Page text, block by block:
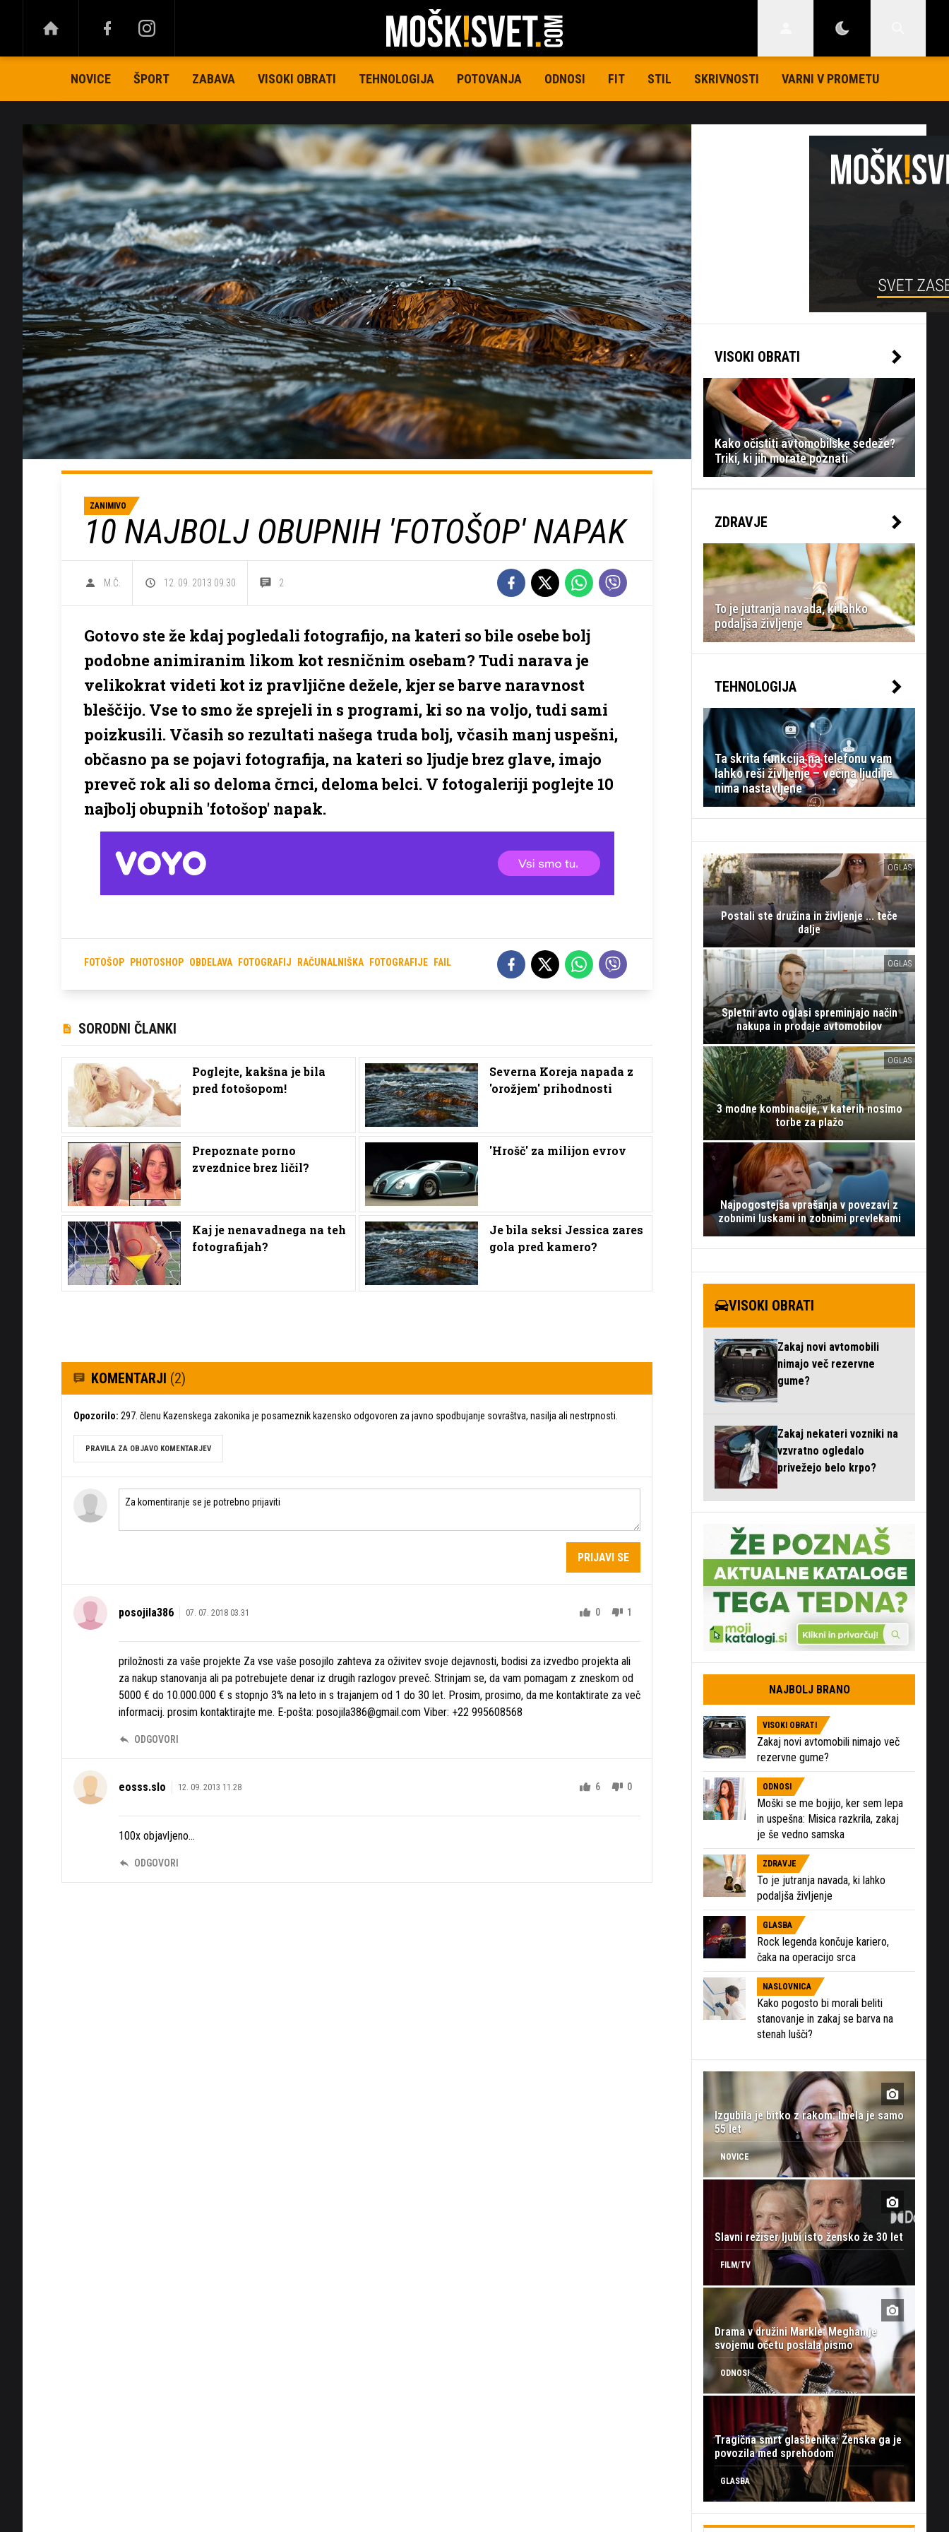
NOVICE ŠPORT ZABAVA VISOKI OBRATI TEHNOLOGIJA POTOVANJA ODNOSI FIT STIL SKRIVNOSTI VARNI V PROMETU
ZANIMIVO
10 NAJBOLJ OBUPNIH 'FOTOŠOP' NAPAK
M.Č. 12. 09. 2013 09.30 2
Gotovo ste že kdaj pogledali fotografijo, na kateri so bile osebe bolj
podobne animiranim likom kot resničnim osebam? Tudi narava je
velikokrat videti kot iz pravljične dežele, kjer se barve naravnost
bleščijo. Vse to smo že sprejeli in s programi, ki so na voljo, tudi sami
poizkusili. Včasih so rezultati našega truda bolj, včasih manj uspešni,
občasno pa se pojavi fotografija, na kateri so ljudje brez glave, imajo
preveč rok ali so deloma črnci, deloma belci. V fotogaleriji poglejte 10
najbolj obupnih 'fotošop' napak.
FOTOŠOP PHOTOSHOP OBDELAVA FOTOGRAFIJ RAČUNALNIŠKA FOTOGRAFIJE FAIL
SORODNI ČLANKI
Poglejte, kakšna je bila
pred fotošopom!
Severna Koreja napada z
'orožjem' prihodnosti
Prepoznate porno
zvezdnice brez ličil?
'Hrošč' za milijon evrov
Kaj je nenavadnega na teh
fotografijah?
Je bila seksi Jessica zares
gola pred kamero?
KOMENTARJI (2)
Opozorilo: 297. členu Kazenskega zakonika je posameznik kazensko odgovoren za javno spodbujanje sovraštva, nasilja ali nestrpnosti.
PRAVILA ZA OBJAVO KOMENTARJEV
PRIJAVI SE
posojila386 07. 07. 2018 03.31 0 1
priložnosti za vaše projekte Za vse vaše posojilo zahteva za oživitev svoje dejavnosti, bodisi za izvedbo projekta ali
za nakup stanovanja ali pa potrebujete denar iz drugih razlogov preveč. Strinjam se, da vam pomagam z zneskom od
5000 € do 10.000.000 € s stopnjo 3% na leto in s trajanjem od 1 do 30 let. Prosim, prosimo, da me kontaktirate za več
informacij. prosim kontaktirajte me. E-pošta: posojila386@gmail.com Viber: +22 995608568
ODGOVORI
eosss.slo 12. 09. 2013 11.28 6 0
100x objavljeno...
ODGOVORI
VISOKI OBRATI
Kako očistiti avtomobilske sedeže?
Triki, ki jih morate poznati
ZDRAVJE
To je jutranja navada, ki lahko
podaljša življenje
TEHNOLOGIJA
Ta skrita funkcija na telefonu vam
lahko reši življenje – večina ljudi je
nima nastavljene
OGLAS
Postali ste družina in življenje ... teče
dalje
OGLAS
Spletni avto oglasi spreminjajo način
nakupa in prodaje avtomobilov
OGLAS
3 modne kombinacije, v katerih nosimo
torbe za plažo
Najpogostejša vprašanja v povezavi z
zobnimi luskami in zobnimi prevlekami
VISOKI OBRATI
Zakaj novi avtomobili
nimajo več rezervne
gume?
Zakaj nekateri vozniki na
vzvratno ogledalo
privežejo belo krpo?
NAJBOLJ BRANO
VISOKI OBRATI
Zakaj novi avtomobili nimajo več
rezervne gume?
ODNOSI
Moški se me bojijo, ker sem lepa
in uspešna: Misica razkrila, zakaj
je še vedno samska
ZDRAVJE
To je jutranja navada, ki lahko
podaljša življenje
GLASBA
Rock legenda končuje kariero,
čaka na operacijo srca
NASLOVNICA
Kako pogosto bi morali beliti
stanovanje in zakaj se barva na
stenah lušči?
Izgubila je bitko z rakom: Imela je samo
55 let
NOVICE
Slavni režiser ljubi isto žensko že 30 let
FILM/TV
Drama v družini Markle: Meghan je
svojemu očetu poslala pismo
ODNOSI
Tragična smrt glasbenika: Ženska ga je
povozila med sprehodom
GLASBA